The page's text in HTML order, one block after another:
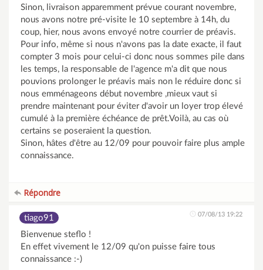
Sinon, livraison apparemment prévue courant novembre,
nous avons notre pré-visite le 10 septembre à 14h, du
coup, hier, nous avons envoyé notre courrier de préavis.
Pour info, même si nous n'avons pas la date exacte, il faut
compter 3 mois pour celui-ci donc nous sommes pile dans
les temps, la responsable de l'agence m'a dit que nous
pouvions prolonger le préavis mais non le réduire donc si
nous emménageons début novembre ,mieux vaut si
prendre maintenant pour éviter d'avoir un loyer trop élevé
cumulé à la première échéance de prêt.Voilà, au cas où
certains se poseraient la question.
Sinon, hâtes d'être au 12/09 pour pouvoir faire plus ample
connaissance.
Répondre
tiago91 07/08/13 19:22
Bienvenue steflo !
En effet vivement le 12/09 qu'on puisse faire tous
connaissance :-)